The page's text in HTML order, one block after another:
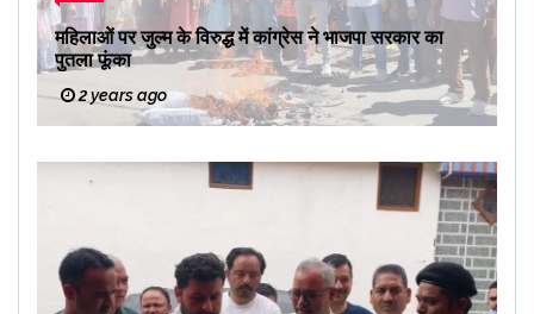
महिलाओं पर जुल्म के विरुद्ध में कांग्रेस ने भाजपा सरकार का
पुतला फूंका
2 years ago